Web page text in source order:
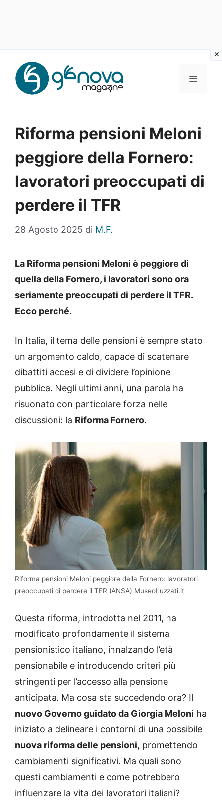
contenuto
MENU
Riforma pensioni Meloni
peggiore della Fornero:
lavoratori preoccupati di
perdere il TFR
28 Agosto 2025 di M.F.
La Riforma pensioni Meloni è peggiore di
quella della Fornero, i lavoratori sono ora
seriamente preoccupati di perdere il TFR.
Ecco perché.
In Italia, il tema delle pensioni è sempre stato
un argomento caldo, capace di scatenare
dibattiti accesi e di dividere l’opinione
pubblica. Negli ultimi anni, una parola ha
risuonato con particolare forza nelle
discussioni: la Riforma Fornero.
Riforma pensioni Meloni peggiore della Fornero: lavoratori
preoccupati di perdere il TFR (ANSA) MuseoLuzzati.it
Questa riforma, introdotta nel 2011, ha
modificato profondamente il sistema
pensionistico italiano, innalzando l’età
pensionabile e introducendo criteri più
stringenti per l’accesso alla pensione
anticipata. Ma cosa sta succedendo ora? Il
nuovo Governo guidato da Giorgia Meloni ha
iniziato a delineare i contorni di una possibile
nuova riforma delle pensioni, promettendo
cambiamenti significativi. Ma quali sono
questi cambiamenti e come potrebbero
influenzare la vita dei lavoratori italiani?